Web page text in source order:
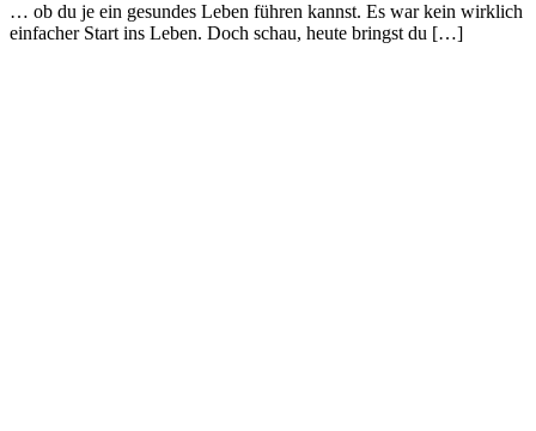
… ob du je ein gesundes Leben führen kannst. Es war kein wirklich
einfacher Start ins Leben. Doch schau, heute bringst du […]